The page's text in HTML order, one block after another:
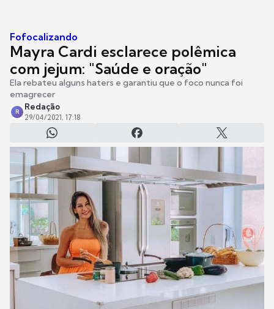
Fofocalizando
Mayra Cardi esclarece polêmica
com jejum: "Saúde e oração"
Ela rebateu alguns haters e garantiu que o foco nunca foi
emagrecer
R
Redação
29/04/2021, 17:18